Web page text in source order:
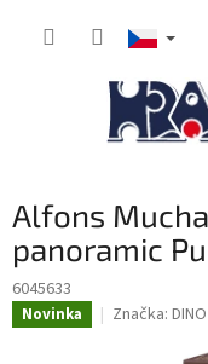
Alfons
panoramic
6045633
Novinka Značka: DINO